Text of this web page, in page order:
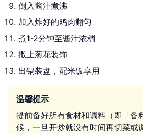
倒入酱汁煮沸
加入炸好的鸡肉翻匀
煮1-2分钟至酱汁浓稠
撒上葱花装饰
出锅装盘，配米饭享用
温馨提示
提前备好所有食材和调料（即「备
候，一旦开炒就没有时间再切菜或